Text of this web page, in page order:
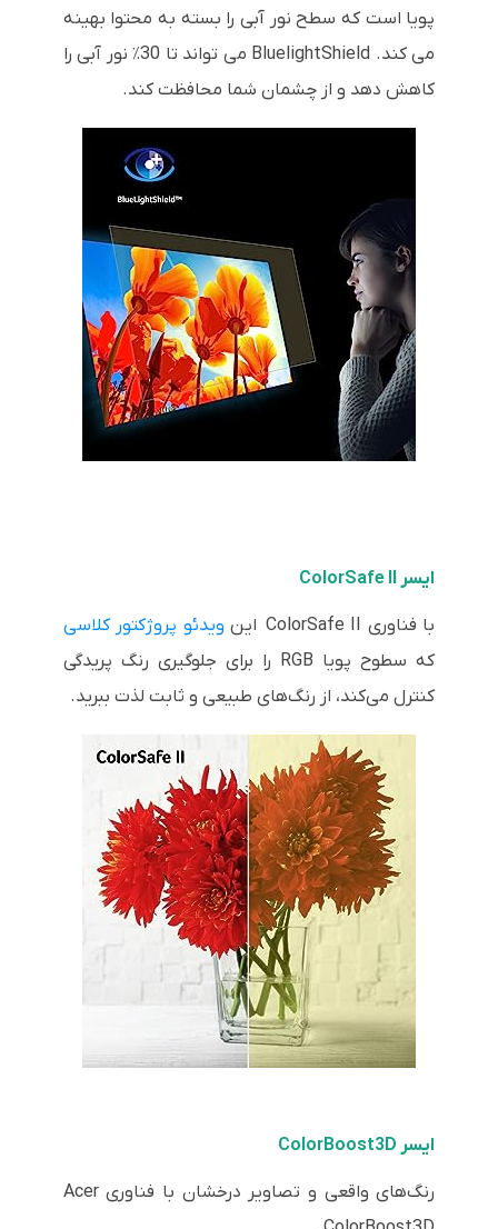
پویا است که سطح نور آبی را بسته به محتوا بهینه
می کند. BluelightShield می تواند تا 30٪ نور آبی را
کاهش دهد و از چشمان شما محافظت کند.
ایسر ColorSafe II
با فناوری ColorSafe II این
ویدئو پروژکتور کلاسی
که سطوح پویا RGB را برای جلوگیری رنگ پریدگی
کنترل می‌کند، از رنگ‌های طبیعی و ثابت لذت ببرید.
ایسر ColorBoost3D
رنگ‌های واقعی و تصاویر درخشان با فناوری Acer